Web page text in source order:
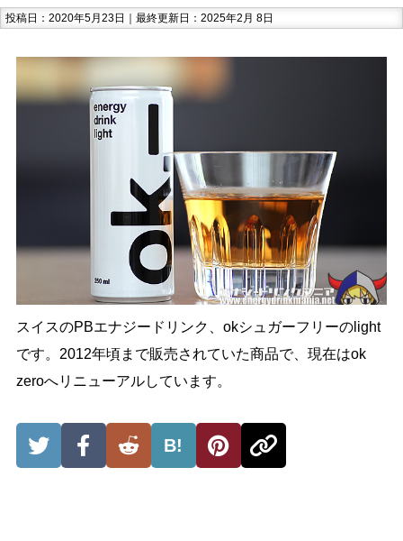
投稿日：2020年5月23日｜最終更新日：2025年2月 8日
スイスのPBエナジードリンク、okシュガーフリーのlight
です。2012年頃まで販売されていた商品で、現在はok
zeroへリニューアルしています。
B!